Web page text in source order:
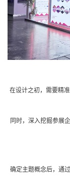
在设计之初，需要精
同时，深入挖掘参展
确定主题概念后，通